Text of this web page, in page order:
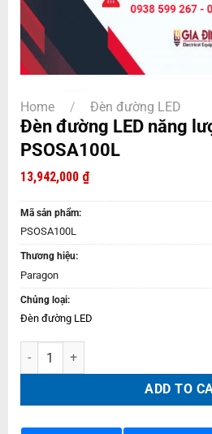
Home / Đèn đường LED
Đèn đường LED năng
PSOSA100L
13,942,000 ₫
Mã sản phẩm:
PSOSA100L
Thương hiệu:
Paragon
Chủng loại:
Đèn đường LED
Đèn đường LED năng lượng mặt trời
ADD TO